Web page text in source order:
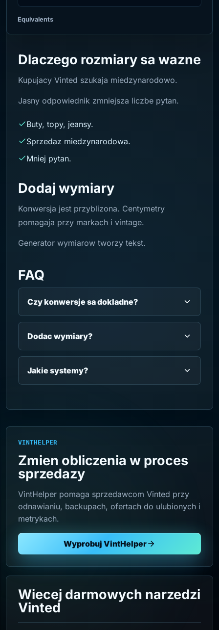
Equivalents
Dlaczego rozmiary sa wazne
Kupujacy Vinted szukaja miedzynarodowo.
Jasny odpowiednik zmniejsza liczbe pytan.
Buty, topy, jeansy.
Sprzedaz miedzynarodowa.
Mniej pytan.
Dodaj wymiary
Konwersja jest przyblizona. Centymetry
pomagaja przy markach i vintage.
Generator wymiarow tworzy tekst.
FAQ
Czy konwersje sa dokladne?
Dodac wymiary?
Jakie systemy?
VINTHELPER
Zmien obliczenia w proces
sprzedazy
VintHelper pomaga sprzedawcom Vinted przy
odnawianiu, backupach, ofertach do ulubionych i
metrykach.
Wyprobuj VintHelper
Wiecej darmowych narzedzi
Vinted